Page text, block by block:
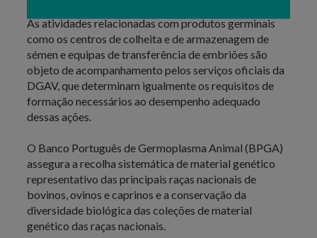
As atividades relacionadas com produtos germinais
como os centros de colheita e de armazenagem de
sémen e equipas de transferência de embriões são
objeto de acompanhamento pelos serviços oficiais da
DGAV, que determinam igualmente os requisitos de
formação necessários ao desempenho adequado
dessas ações.
O Banco Português de Germoplasma Animal (BPGA)
assegura a recolha sistemática de material genético
representativo das principais raças nacionais de
bovinos, ovinos e caprinos e a conservação da
diversidade biológica das coleções de material
genético das raças nacionais.